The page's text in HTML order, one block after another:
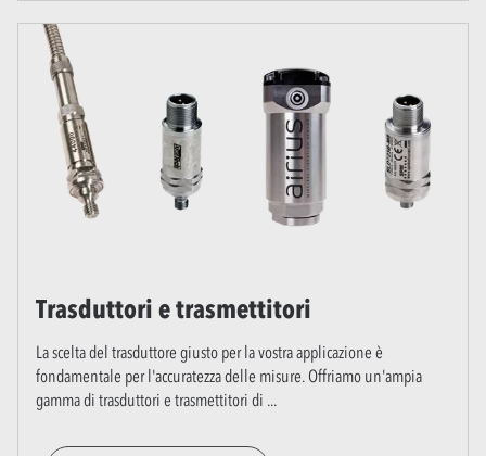
Trasduttori e trasmettitori
La scelta del trasduttore giusto per la vostra applicazione è
fondamentale per l'accuratezza delle misure. Offriamo un'ampia
gamma di trasduttori e trasmettitori di ...